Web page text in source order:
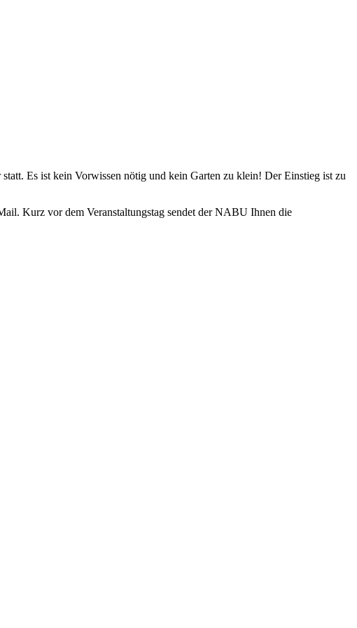
Es ist kein Vorwissen nötig und kein Garten zu klein! Der Einstieg ist zu
Kurz vor dem Veranstaltungstag sendet der NABU Ihnen die